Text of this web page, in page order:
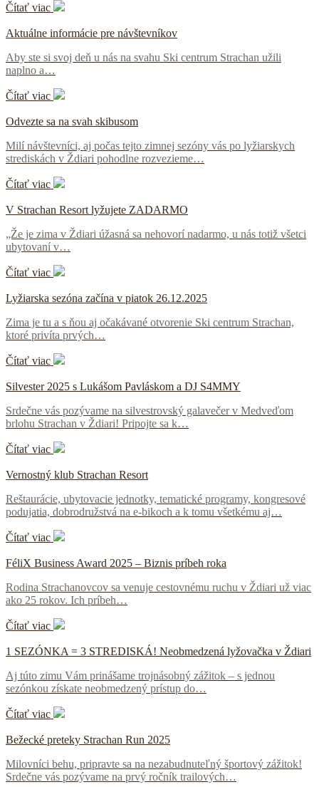
Čítať viac
Aktuálne informácie pre návštevníkov
Aby ste si svoj deň u nás na svahu Ski centrum Strachan užili
naplno a…
Čítať viac
Odvezte sa na svah skibusom
Milí návštevníci, aj počas tejto zimnej sezóny vás po lyžiarskych
strediskách v Ždiari pohodlne rozvezieme…
Čítať viac
V Strachan Resort lyžujete ZADARMO
„Že je zima v Ždiari úžasná sa nehovorí nadarmo, u nás totiž všetci
ubytovaní v…
Čítať viac
Lyžiarska sezóna začína v piatok 26.12.2025
Zima je tu a s ňou aj očakávané otvorenie Ski centrum Strachan,
ktoré privíta prvých…
Čítať viac
Silvester 2025 s Lukášom Pavláskom a DJ S4MMY
Srdečne vás pozývame na silvestrovský galavečer v Medveďom
brlohu Strachan v Ždiari! Pripojte sa k…
Čítať viac
Vernostný klub Strachan Resort
Reštaurácie, ubytovacie jednotky, tematické programy, kongresové
podujatia, dobrodružstvá na e-bikoch a k tomu všetkému aj…
Čítať viac
FéliX Business Award 2025 – Biznis príbeh roka
Rodina Strachanovcov sa venuje cestovnému ruchu v Ždiari už viac
ako 25 rokov. Ich príbeh…
Čítať viac
1 SEZÓNKA = 3 STREDISKÁ! Neobmedzená lyžovačka v Ždiari
Aj túto zimu Vám prinášame trojnásobný zážitok – s jednou
sezónkou získate neobmedzený prístup do…
Čítať viac
Bežecké preteky Strachan Run 2025
Milovníci behu, pripravte sa na nezabudnuteľný športový zážitok!
Srdečne vás pozývame na prvý ročník trailových…